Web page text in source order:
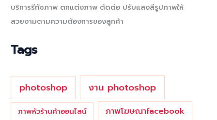
บริการรีทัชภาพ ตกแต่งภาพ ตัดต่อ ปรับแสงสีรูปภาพให้
สวยงามตามความต้องการของลูกค้า
Tags
photoshop งาน photoshop
ภาพหัวร้านค้าออนไลน์ ภาพโฆษณาfacebook